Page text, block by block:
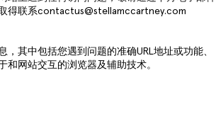
得联系contactus@stellamccartney.com
，其中包括您遇到问题的准确URL地址或功能、
和网站交互的浏览器及辅助技术。